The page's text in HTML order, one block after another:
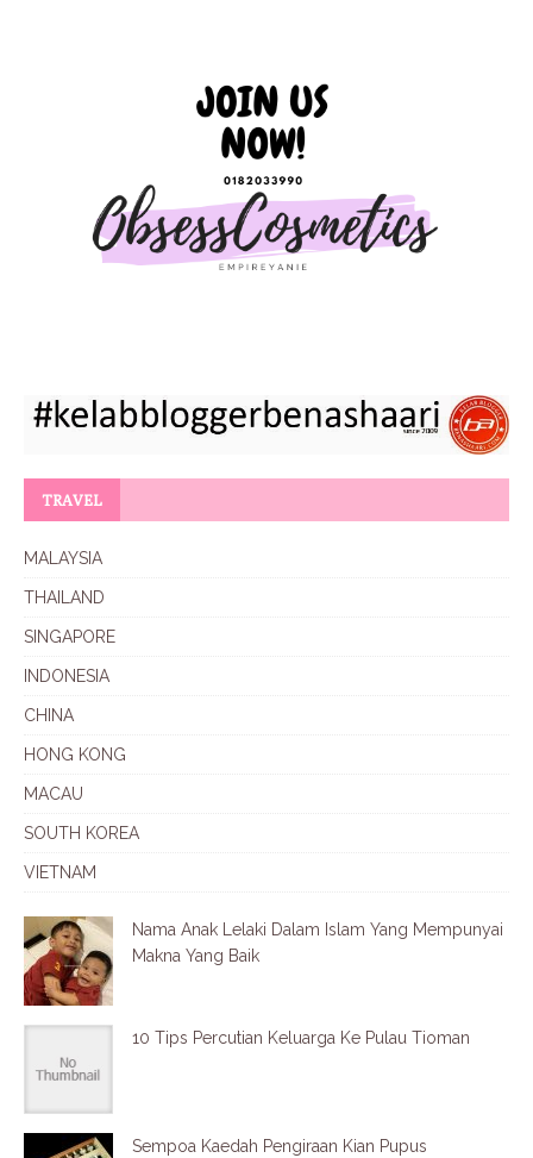
TRAVEL
MALAYSIA
THAILAND
SINGAPORE
INDONESIA
CHINA
HONG KONG
MACAU
SOUTH KOREA
VIETNAM
Nama Anak Lelaki Dalam Islam Yang Mempunyai
Makna Yang Baik
10 Tips Percutian Keluarga Ke Pulau Tioman
Sempoa Kaedah Pengiraan Kian Pupus